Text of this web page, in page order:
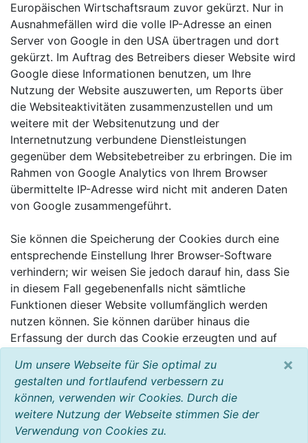
Europäischen Wirtschaftsraum zuvor gekürzt. Nur in
Ausnahmefällen wird die volle IP-Adresse an einen
Server von Google in den USA übertragen und dort
gekürzt. Im Auftrag des Betreibers dieser Website wird
Google diese Informationen benutzen, um Ihre
Nutzung der Website auszuwerten, um Reports über
die Websiteaktivitäten zusammenzustellen und um
weitere mit der Websitenutzung und der
Internetnutzung verbundene Dienstleistungen
gegenüber dem Websitebetreiber zu erbringen. Die im
Rahmen von Google Analytics von Ihrem Browser
übermittelte IP-Adresse wird nicht mit anderen Daten
von Google zusammengeführt.
Sie können die Speicherung der Cookies durch eine
entsprechende Einstellung Ihrer Browser-Software
verhindern; wir weisen Sie jedoch darauf hin, dass Sie
in diesem Fall gegebenenfalls nicht sämtliche
Funktionen dieser Website vollumfänglich werden
nutzen können. Sie können darüber hinaus die
Erfassung der durch das Cookie erzeugten und auf
IP-Adresse) an Google sowie die Verarbeitung dieser
Daten durch Google verhindern, indem sie das unter
dem folgenden Link verfügbare Browser-Plugin
herunterladen und installieren:
http://tools.google.com/dlpage/gaoptout?hl=de.
Um unsere Webseite für Sie optimal zu
gestalten und fortlaufend verbessern zu
können, verwenden wir Cookies. Durch die
weitere Nutzung der Webseite stimmen Sie der
Verwendung von Cookies zu.
×